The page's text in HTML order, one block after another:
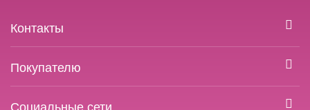
Контакты
Покупателю
Социальные сети